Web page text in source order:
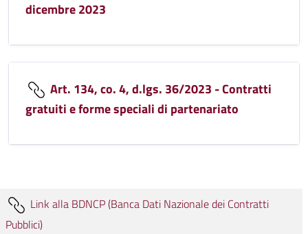
dicembre 2023
Art. 134, co. 4, d.lgs. 36/2023 - Contratti
gratuiti e forme speciali di partenariato
Link alla BDNCP (Banca Dati Nazionale dei Contratti
Pubblici)